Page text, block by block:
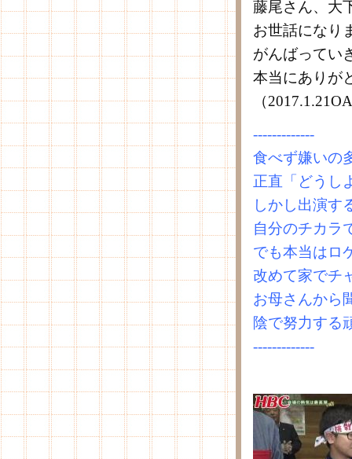
藤尾さん、大
お世話になり
がんばってい
本当にありが
（
-------------
食べず嫌いの
正直「どうし
しかし出演す
自分のチカラ
でも本当はロ
改めて家でチ
お母さんから
陰で努力する
-------------